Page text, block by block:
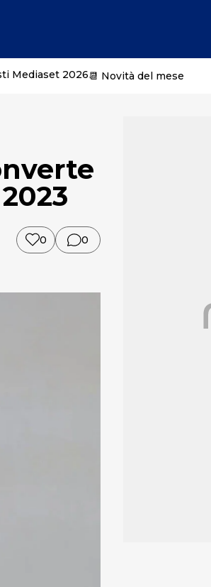
Mediaset 2026📆 Novità del mese
0 0